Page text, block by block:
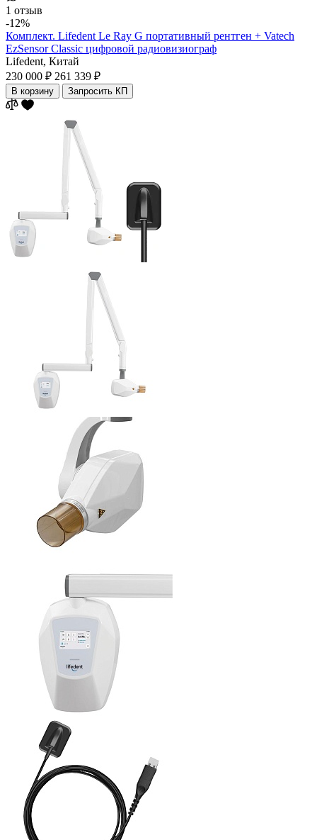
1 отзыв
-12%
Комплект. Lifedent Le Ray G портативный рентген + Vatech
EzSensor Classic цифровой радиовизиограф
Lifedent, Китай
230 000 ₽ 261 339 ₽
В корзину Запросить КП